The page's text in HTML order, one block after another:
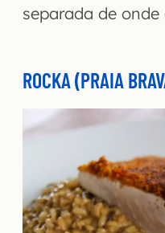
separada de
ROCKA (PRAIA